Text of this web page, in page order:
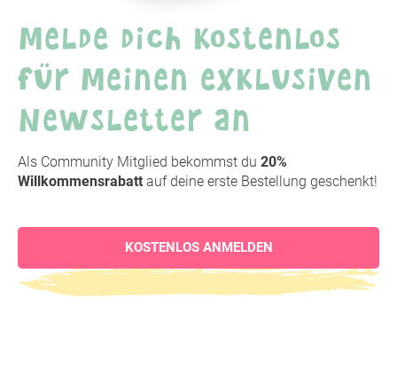
Melde dich kostenlos
für meinen exklusiven
Newsletter an
Als Community Mitglied bekommst du 20%
Willkommensrabatt auf deine erste Bestellung geschenkt!
KOSTENLOS ANMELDEN